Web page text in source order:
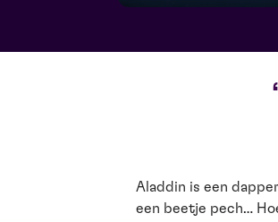
Aladdin is een
een beetje pech…